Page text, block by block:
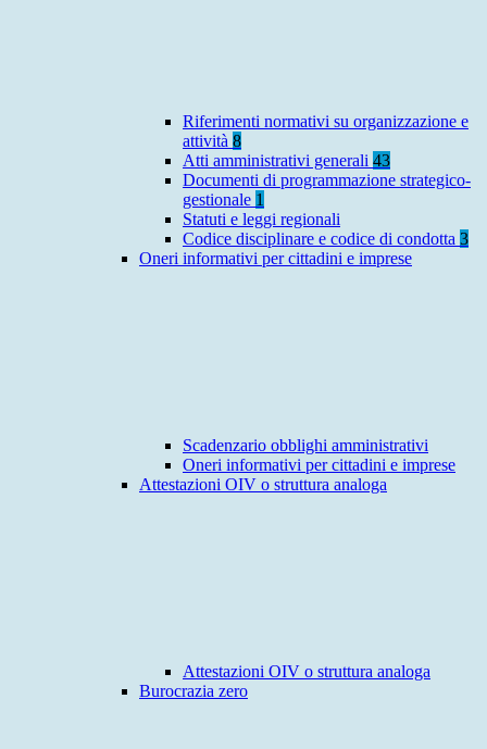
Riferimenti normativi su organizzazione e
attività 8
Atti amministrativi generali 43
Documenti di programmazione strategico-
gestionale 1
Statuti e leggi regionali
Codice disciplinare e codice di condotta 3
Oneri informativi per cittadini e imprese
Scadenzario obblighi amministrativi
Oneri informativi per cittadini e imprese
Attestazioni OIV o struttura analoga
Attestazioni OIV o struttura analoga
Burocrazia zero